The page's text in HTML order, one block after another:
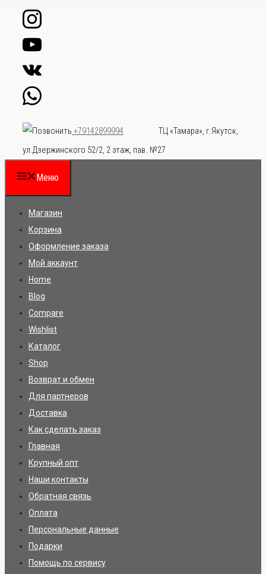
Перейти
содержимому
+79142899994
ТЦ «Тамара», г.Якутск,
ул.Дзержинского 52/2, 2 этаж, пав. №27
Меню
Магазин
Корзина
Оформление заказа
Мой аккаунт
Home
Blog
Compare
Wishlist
Каталог
Shop
Возврат и обмен
Для партнеров
Доставка
Как сделать заказ
Главная
Крупный опт
Наши контакты
Обратная связь
Оплата
Персональные данные
Подарки
Помощь по сервису